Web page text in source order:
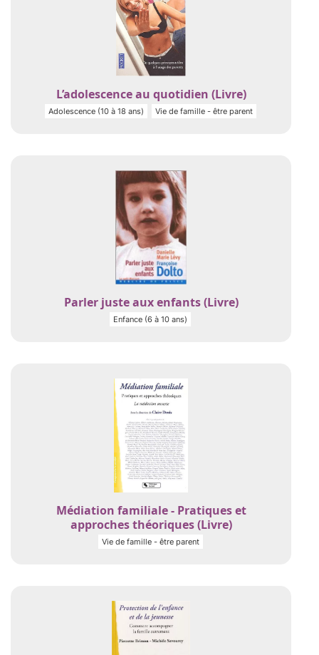
L’adolescence au quotidien (Livre)
Adolescence (10 à 18 ans) Vie de famille - être parent
Parler juste aux enfants (Livre)
Enfance (6 à 10 ans)
Médiation familiale - Pratiques et
approches théoriques (Livre)
Vie de famille - être parent